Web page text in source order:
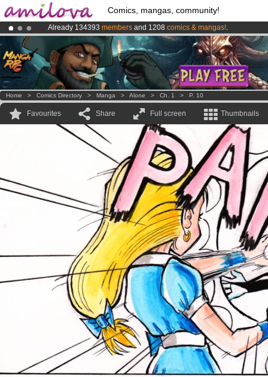
Comics, mangas, community!
Already 134393 members and 1208 comics & mangas!.
Premium membership from3.95 eurosper month !Get membership
AmilovaKickstarter is now LIVE!.
Home > Comics Directory > Manga > Alone > Ch. 1 > P. 10
Favourites Share Full screen Thumbnails